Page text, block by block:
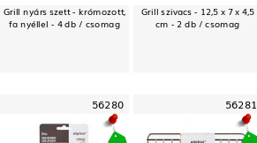
Grill nyárs szett - krómozott,
fa nyéllel - 4 db / csomag
Grill szivacs - 12,5 x 7 x 4,5
cm - 2 db / csomag
56280 56281